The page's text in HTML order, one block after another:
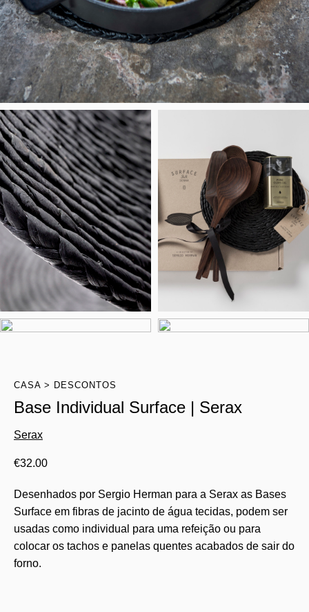
CASA DESCONTOS
Base Individual Surface | Serax
Serax
€32.00
Desenhados por Sergio Herman para a Serax as Bases
Surface em fibras de jacinto de água tecidas, podem ser
usadas como individual para uma refeição ou para
colocar os tachos e panelas quentes acabados de sair do
forno.